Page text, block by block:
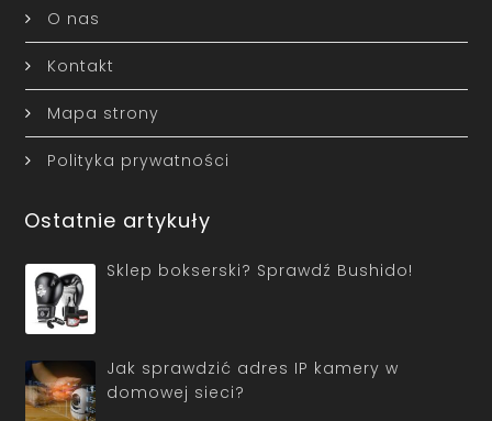
O nas
Kontakt
Mapa strony
Polityka prywatności
Ostatnie artykuły
Sklep bokserski? Sprawdź Bushido!
Jak sprawdzić adres IP kamery w
domowej sieci?